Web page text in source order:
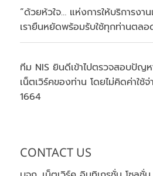
“ด้วยห้วใจ… แห่งการให้บริการงา
เรายืนหยัดพร้อมรับใช้ทุกท่านตลอ
ทีม NIS ยินดีเข้าไปตรวจสอบปัญห
เน็ตเวิร์คของท่าน โดยไม่คิดค่าใช้
1664
CONTACT US